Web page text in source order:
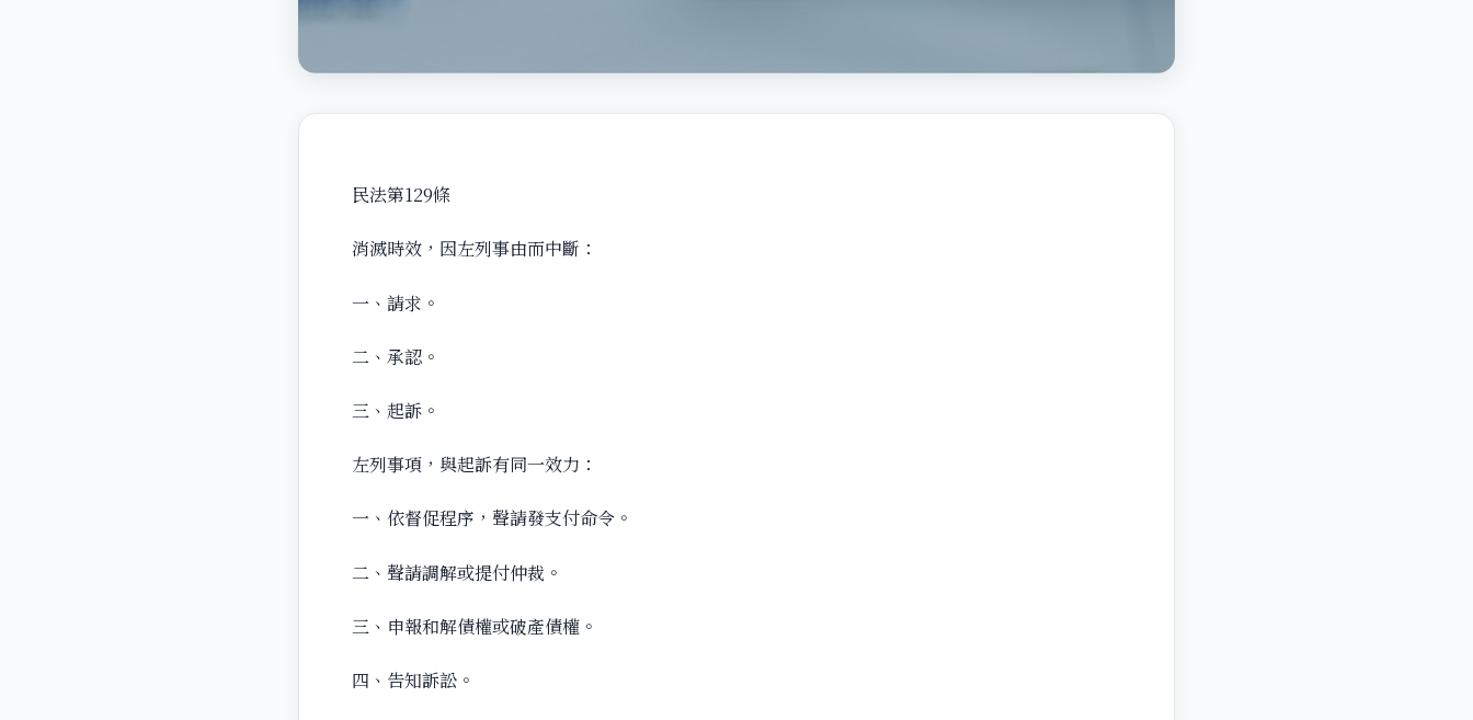
民法第129條
消滅時效，因左列事由而中斷：
一、請求。
二、承認。
三、起訴。
左列事項，與起訴有同一效力：
一、依督促程序，聲請發支付命令。
二、聲請調解或提付仲裁。
三、申報和解債權或破產債權。
四、告知訴訟。